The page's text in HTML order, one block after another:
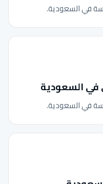
في السعودية.
في السعودية
في السعودية.